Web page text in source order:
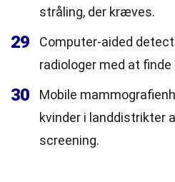
stråling, der kræves.
29 Computer-aided
radiologer med at
30
Mobile
kvinder i landdistrikter
screening.